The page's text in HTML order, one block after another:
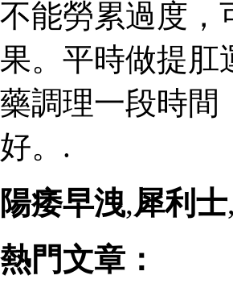
不能勞累過度，
果。平時做提肛
藥調理一段時間
好。.
陽痿早洩,犀利士,
熱門文章：